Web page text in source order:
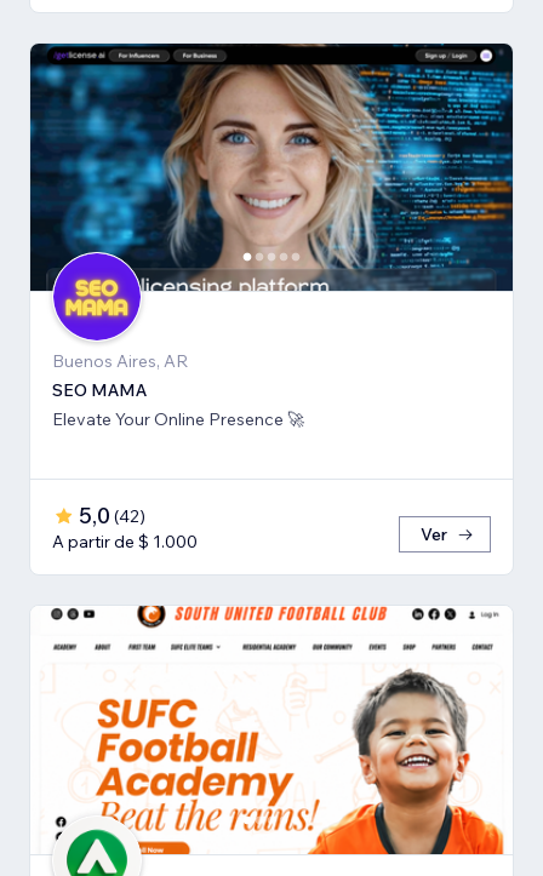
Buenos Aires, AR
SEO MAMA
Elevate Your Online Presence 🚀
5,0 (42)
A partir de $ 1.000
Ver